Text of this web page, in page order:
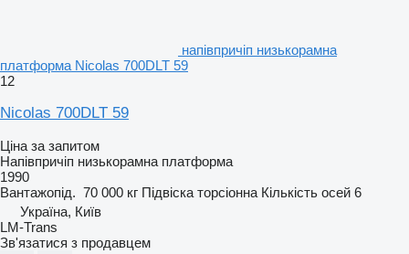
напівпричіп низькорамна
платформа Nicolas 700DLT 59
12
Nicolas 700DLT 59
Ціна за запитом
Напівпричіп низькорамна платформа
1990
Вантажопід. 70 000 кг Підвіска торсіонна Кількість осей 6
Україна, Київ
LM-Trans
Зв'язатися з продавцем